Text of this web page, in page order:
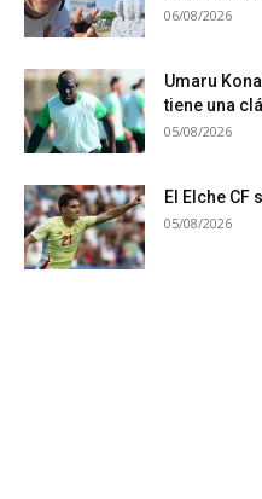
06/08/2026
Umaru
tiene una
05/08/2026
El Elche
05/08/2026